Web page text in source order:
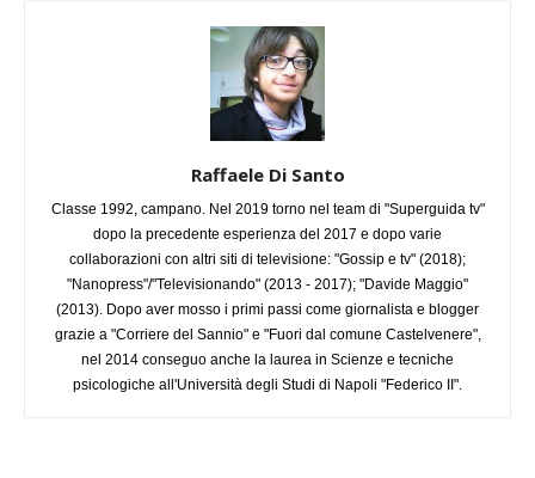
Raffaele Di Santo
Classe 1992, campano. Nel 2019 torno nel team di "Superguida tv"
dopo la precedente esperienza del 2017 e dopo varie
collaborazioni con altri siti di televisione: "Gossip e tv" (2018);
"Nanopress"/"Televisionando" (2013 - 2017); "Davide Maggio"
(2013). Dopo aver mosso i primi passi come giornalista e blogger
grazie a "Corriere del Sannio" e "Fuori dal comune Castelvenere",
nel 2014 conseguo anche la laurea in Scienze e tecniche
psicologiche all'Università degli Studi di Napoli "Federico II".